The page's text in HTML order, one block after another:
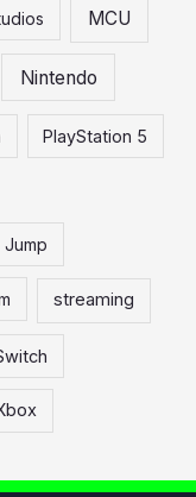
MCU
Nintendo
PlayStation 5
Jump
streaming